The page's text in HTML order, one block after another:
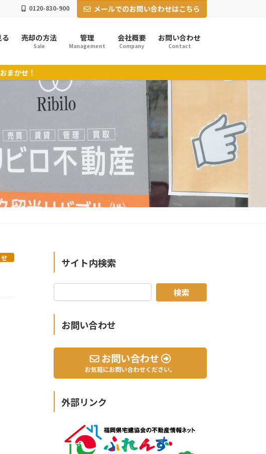
0120-830-900 メールでのお問い合わせはこちら
売却の方法
Sale
管理
Management
会社概要
Company
お問い合わせ
Contact
まかせ！
サイト内検索
お問い合わせ
お問い合わせ
お気軽にお問い合わせください。
外部リンク